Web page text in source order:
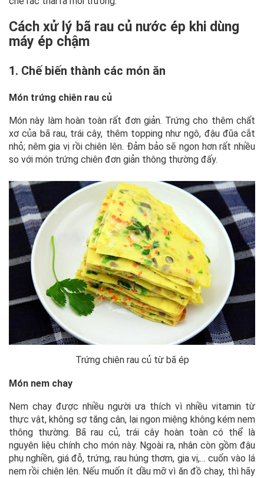
Cách xử lý bã rau củ nước ép khi dùng
máy ép chậm
1. Chế biến thành các món ăn
Món trứng chiên rau củ
Món này làm hoàn toàn rất đơn giản. Trứng cho thêm chất
xơ của bã rau, trái cây, thêm topping như ngô, đậu đũa cắt
nhỏ; nêm gia vị rồi chiên lên. Đảm bảo sẽ ngon hơn rất nhiều
so với món trứng chiên đơn giản thông thường đấy.
Trứng chiên rau củ từ bã ép
Món nem chay
Nem chay được nhiều người ưa thích vì nhiều vitamin từ
thực vật, không sợ tăng cân, lại ngon miệng không kém nem
thông thường. Bã rau củ, trái cây hoàn toàn có thể là
nguyên liệu chính cho món này. Ngoài ra, nhân còn gồm đậu
phụ nghiền, giá đỗ, trứng, rau húng thơm, gia vị,… cuốn vào lá
nem rồi chiên lên. Nếu muốn ít dầu mỡ vì ăn đồ chay, thì hãy